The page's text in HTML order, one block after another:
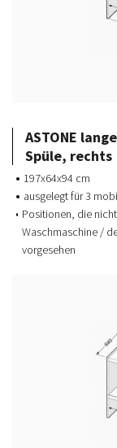
ASTONE
Spüle, rechts
197x64x94 cm
ausgelegt für 3
Positionen, die
Waschmaschine /
vorgesehen